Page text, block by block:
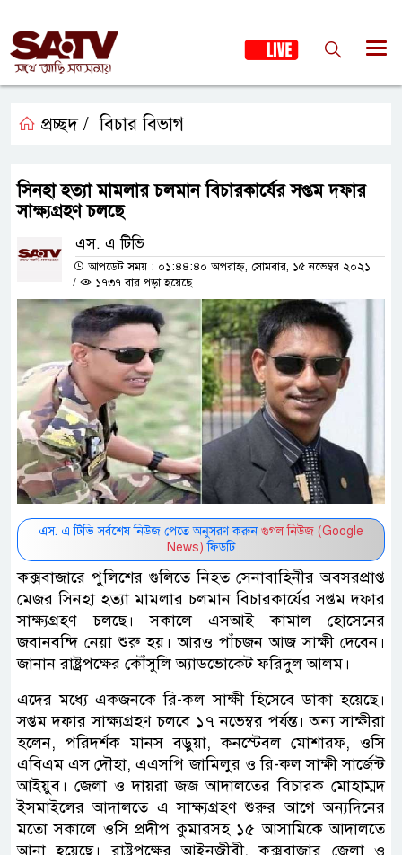
প্রচ্ছদ / বিচার বিভাগ
সিনহা হত্যা মামলার চলমান বিচারকার্যের সপ্তম দফার
সাক্ষ্যগ্রহণ চলছে
এস. এ টিভি
আপডেট সময় : ০১:৪৪:৪০ অপরাহ্ন, সোমবার, ১৫ নভেম্বর ২০২১
/
১৭৩৭ বার পড়া হয়েছে
এস. এ টিভি সর্বশেষ নিউজ পেতে অনুসরণ করুন গুগল নিউজ (Google
News) ফিডটি
কক্সবাজারে পুলিশের গুলিতে নিহত সেনাবাহিনীর অবসরপ্রাপ্ত
মেজর সিনহা হত্যা মামলার চলমান বিচারকার্যের সপ্তম দফার
সাক্ষ্যগ্রহণ চলছে। সকালে এসআই কামাল হোসেনের
জবানবন্দি নেয়া শুরু হয়। আরও পাঁচজন আজ সাক্ষী দেবেন।
জানান রাষ্ট্রপক্ষের কৌঁসুলি অ্যাডভোকেট ফরিদুল আলম।
এদের মধ্যে একজনকে রি-কল সাক্ষী হিসেবে ডাকা হয়েছে।
সপ্তম দফার সাক্ষ্যগ্রহণ চলবে ১৭ নভেম্বর পর্যন্ত। অন্য সাক্ষীরা
হলেন, পরিদর্শক মানস বড়ুয়া, কনস্টেবল মোশারফ, ওসি
এবিএম এস দৌহা, এএসপি জামিলুর ও রি-কল সাক্ষী সার্জেন্ট
আইয়ুব। জেলা ও দায়রা জজ আদালতের বিচারক মোহাম্মদ
ইসমাইলের আদালতে এ সাক্ষ্যগ্রহণ শুরুর আগে অন্যদিনের
মতো সকালে ওসি প্রদীপ কুমারসহ ১৫ আসামিকে আদালতে
আনা হয়েছে। রাষ্ট্রপক্ষের আইনজীবী, কক্সবাজার জেলা ও